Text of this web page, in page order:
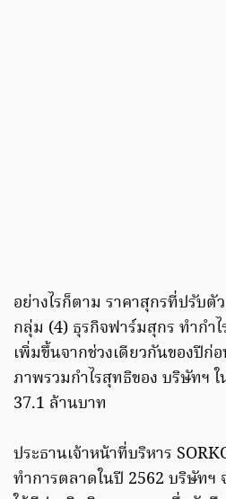
อย่างไรก็ตาม ราคาสุกรที่ปรับ
กลุ่ม (4) ธุรกิจฟาร์มสุกร ทำกำ
เพิ่มขึ้นจากช่วงเดียวกันของปีก่
ภาพรวมกำไรสุทธิของ บริษัทฯ
37.1 ล้านบาท
ประธานเจ้าหน้าที่บริหาร
ทำการตลาดในปี 2562 บริษัทฯ